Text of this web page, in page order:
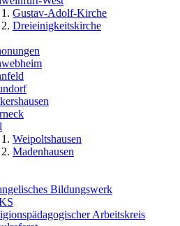
Gustav-Adolf-Kirche
Dreieinigkeitskirche
Weipoltshausen
Madenhausen
Bildungswerk
Arbeitskreis